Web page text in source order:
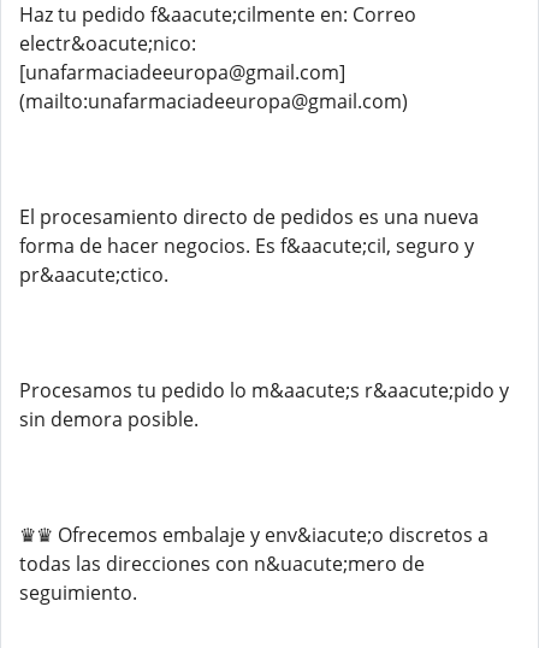
Haz tu pedido f&aacute;cilmente en: Correo
electr&oacute;nico:
[unafarmaciadeeuropa@gmail.com]
(mailto:unafarmaciadeeuropa@gmail.com)
El procesamiento directo de pedidos es una nueva
forma de hacer negocios. Es f&aacute;cil, seguro y
pr&aacute;ctico.
Procesamos tu pedido lo m&aacute;s r&aacute;pido y
sin demora posible.
♛♛ Ofrecemos embalaje y env&iacute;o discretos a
todas las direcciones con n&uacute;mero de
seguimiento.